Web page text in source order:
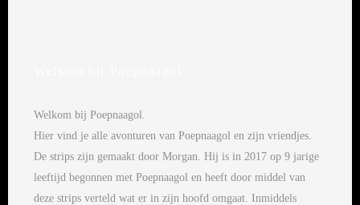
Welkom bij Poepnaagol.
Hier vind je alle avonturen van Poepnaagol en zijn vriendjes.
De strips zijn gemaakt door Morgan. Hij is in 2017 op 9 jarige
leeftijd begonnen met Poepnaagol en heeft door middel van
deze strips verteld wat er in zijn hoofd omgaat. Inmiddels